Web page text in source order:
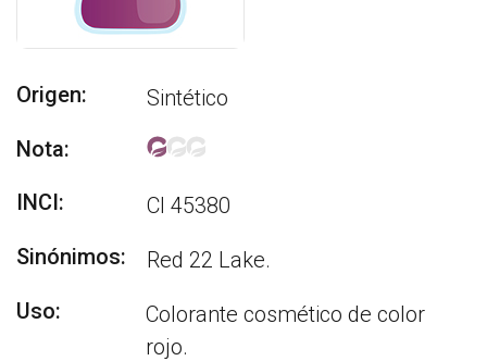
Origen:
Sintético
Nota:
INCI:
CI 45380
Sinónimos:
Red 22 Lake.
Uso:
Colorante cosmético de color
rojo.